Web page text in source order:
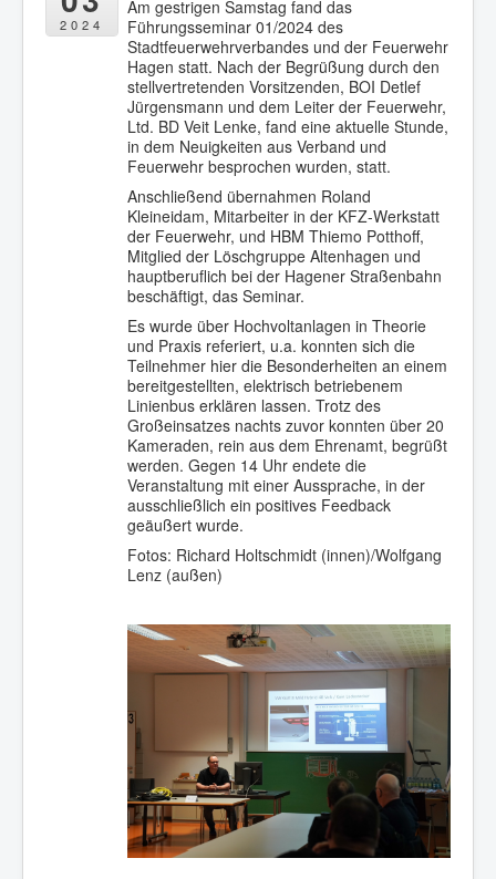
2024
Am gestrigen Samstag fand das
Führungsseminar 01/2024 des
Stadtfeuerwehrverbandes und der Feuerwehr
Hagen statt. Nach der Begrüßung durch den
stellvertretenden Vorsitzenden, BOI Detlef
Jürgensmann und dem Leiter der Feuerwehr,
Ltd. BD Veit Lenke, fand eine aktuelle Stunde,
in dem Neuigkeiten aus Verband und
Feuerwehr besprochen wurden, statt.
Anschließend übernahmen Roland
Kleineidam, Mitarbeiter in der KFZ-Werkstatt
der Feuerwehr, und HBM Thiemo Potthoff,
Mitglied der Löschgruppe Altenhagen und
hauptberuflich bei der Hagener Straßenbahn
beschäftigt, das Seminar.
Es wurde über Hochvoltanlagen in Theorie
und Praxis referiert, u.a. konnten sich die
Teilnehmer hier die Besonderheiten an einem
bereitgestellten, elektrisch betriebenem
Linienbus erklären lassen. Trotz des
Großeinsatzes nachts zuvor konnten über 20
Kameraden, rein aus dem Ehrenamt, begrüßt
werden. Gegen 14 Uhr endete die
Veranstaltung mit einer Aussprache, in der
ausschließlich ein positives Feedback
geäußert wurde.
Fotos: Richard Holtschmidt (innen)/Wolfgang
Lenz (außen)